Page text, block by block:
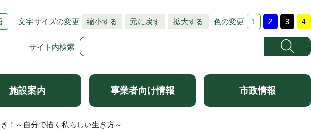
文字サイズの変更 縮小する 元に戻す 拡大する 色の変更
サイト内検索
施設案内 事業者向け情報 市政情報
！～自分で描く私らしい生き方～